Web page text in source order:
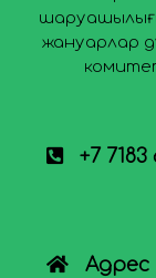
жануарлар
+7 7183
Адрес